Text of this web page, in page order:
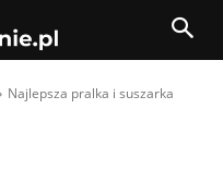
Najlepsza pralka i suszarka